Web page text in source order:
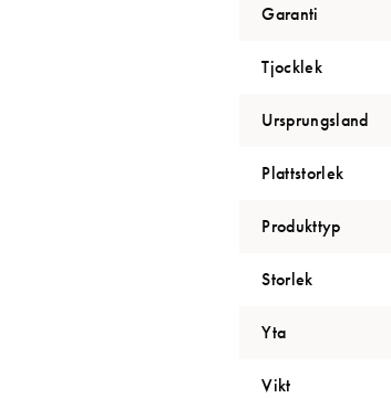
Garanti
Tjocklek
Ursprungsland
Plattstorlek
Produkttyp
Storlek
Yta
Vikt